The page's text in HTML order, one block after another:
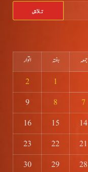
جمعہ ہفتہ
اتوار
1
2
7
8
9
14
15
16
21
22
23
28
29
30